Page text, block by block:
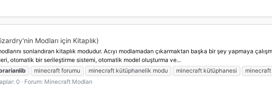
Modları için Kitaplık)
sonlandıran kitaplık modudur. Acıyı modlamadan çıkarmaktan başka bir şey yapmaya
otomatik bir serileştirme sistemi, otomatik model oluşturma ve...
minecraft forumu minecraft kütüphanelik modu minecraft kütüphanesi minecraft
0 Forum: Minecraft Modları